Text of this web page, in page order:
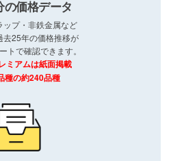
の価格データ
ップ・非鉄金属など
去25年の価格推移が
トで確認できます。
ミアムは紙面掲載
種の約240品種